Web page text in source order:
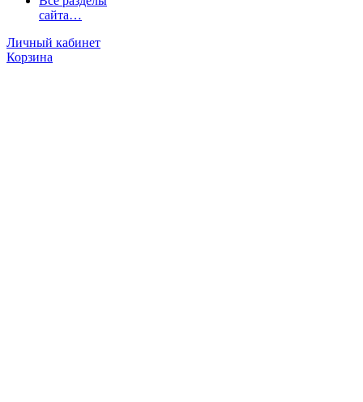
сайта…
Личный кабинет
Корзина